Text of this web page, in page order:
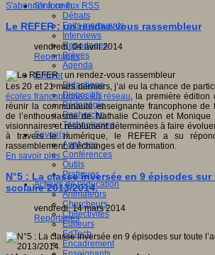
S'informer
Débats
Faits marquants
Interviews
Reportages
Brèves
Agenda
Innover
Didactique
Dispositifs
Pédagogie
Recherche
Technologies
Savoir(s)
Analyses
Conférences
Outils
Pratiques
Acteurs de l'éducation
Animateurs
Chercheurs
Collectivités
Editeurs
EdTech
Encadrement
S'abonner à ce flux RSS
Le REFER : un rendez-vous rassembleur
vendredi, 04 avril 2014
Reportages
Les 20 et 21 mars derniers, j’ai eu la chance de
écoles francophones en réseau, la première édition
réunir la communauté enseignante francophone de
de l’enthousiasme de Nathalie Couzon et Monique
visionnaires et résolument déterminées à faire
à travers le numérique, le REFER a su
rassemblement, d’échanges et de formation.
En savoir plus...
N°5 : La classe inversée en 9 épisodes sur
scolaire 2013/2014.
vendredi, 14 mars 2014
Reportages